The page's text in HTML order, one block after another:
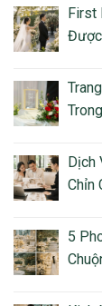
First
Được
Dịch
Chỉn
5